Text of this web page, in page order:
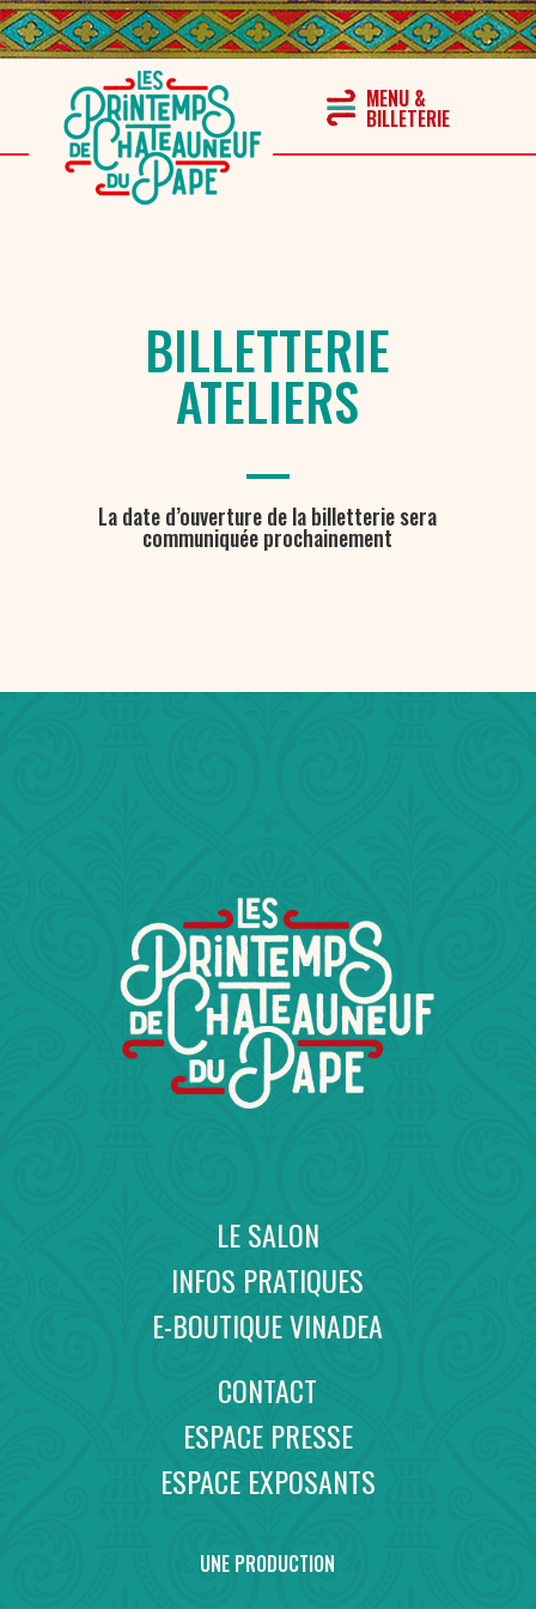
BILLETTERIE
ATELIERS
La date d’ouverture de la billetterie sera
communiquée prochainement
LE SALON
INFOS PRATIQUES
E-BOUTIQUE VINADEA
CONTACT
ESPACE PRESSE
ESPACE EXPOSANTS
UNE PRODUCTION